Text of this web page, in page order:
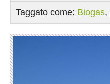
Taggato come: Biogas,